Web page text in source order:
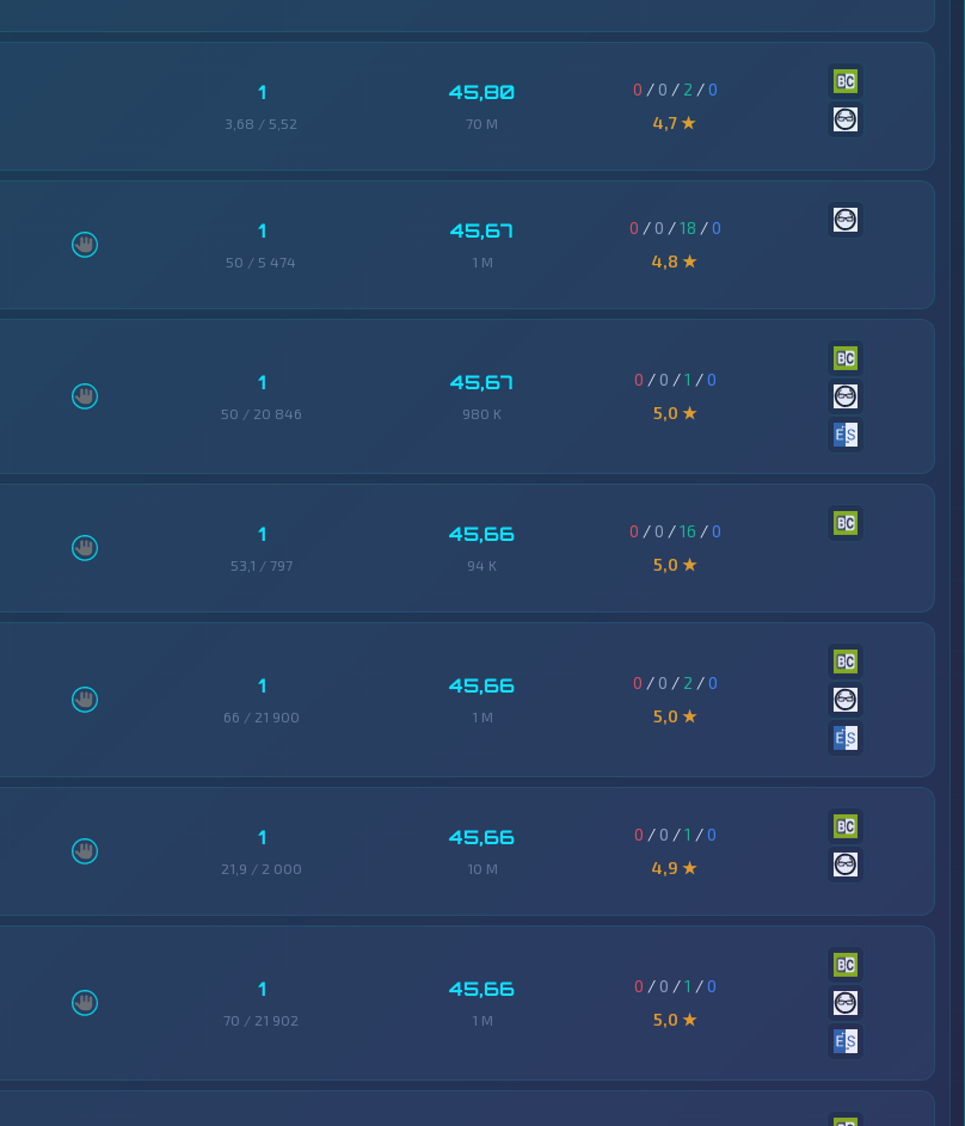
1
3,68 / 5,52
45,80
70 M
0 / 0 / 2 /0
4,7 ★
1
50 / 5 474
45,67
1 M
0 / 0 /18 /0
4,8 ★
1
50 / 20 846
45,67
980 K
0 / 0 /1 /0
5,0 ★
1
53,1 / 797
45,66
94 K
0 / 0 /16 /0
5,0 ★
1
66 / 21 900
45,66
1 M
0 / 0 / 2 /0
5,0 ★
1
21,9 / 2 000
45,66
10 M
0 / 0 /1 /0
4,9 ★
1
70 / 21 902
45,66
1 M
0 / 0 /1 /0
5,0 ★